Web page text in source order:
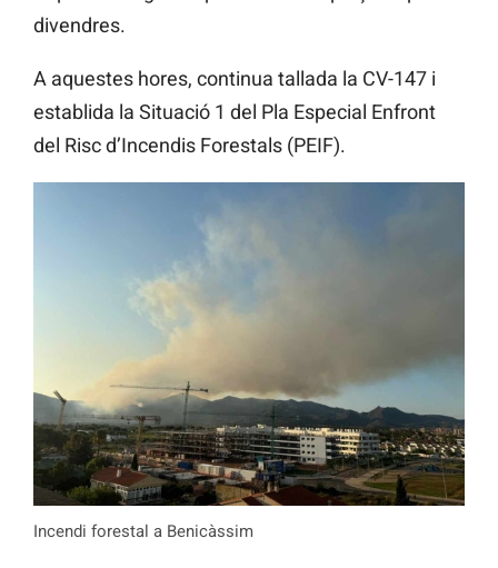
divendres.
A aquestes hores, continua tallada la CV-147 i
establida la Situació 1 del Pla Especial Enfront
del Risc d’Incendis Forestals (PEIF).
Incendi forestal a Benicàssim